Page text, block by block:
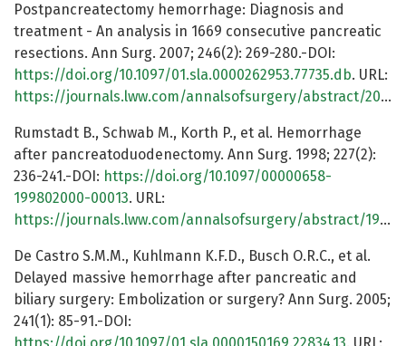
Postpancreatectomy hemorrhage: Diagnosis and
treatment - An analysis in 1669 consecutive pancreatic
resections. Ann Surg. 2007; 246(2): 269-280.-DOI:
https://doi.org/10.1097/01.sla.0000262953.77735.db. URL:
https://journals.lww.com/annalsofsurgery/abstract/2007/08000/postpancreatectomy_hemorrhage__diagnosis_and.16.aspx
Rumstadt B., Schwab M., Korth P., et al. Hemorrhage
after pancreatoduodenectomy. Ann Surg. 1998; 227(2):
236-241.-DOI: https://doi.org/10.1097/00000658-
199802000-00013. URL:
https://journals.lww.com/annalsofsurgery/abstract/1998/02000/hemorrhage_after_pancreatoduodenectomy.13.aspx
De Castro S.M.M., Kuhlmann K.F.D., Busch O.R.C., et al.
Delayed massive hemorrhage after pancreatic and
biliary surgery: Embolization or surgery? Ann Surg. 2005;
241(1): 85-91.-DOI: